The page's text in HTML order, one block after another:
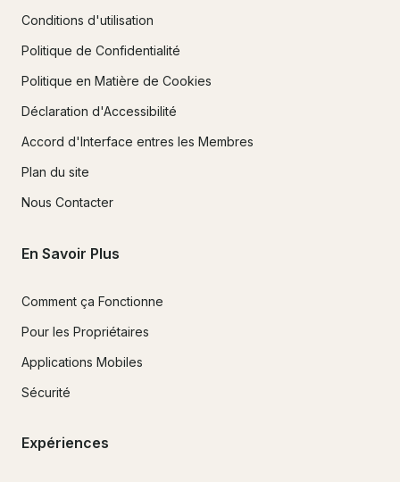
Conditions d'utilisation
Politique de Confidentialité
Politique en Matière de Cookies
Déclaration d'Accessibilité
Accord d'Interface entres les Membres
Plan du site
Nous Contacter
En Savoir Plus
Comment ça Fonctionne
Pour les Propriétaires
Applications Mobiles
Sécurité
Expériences